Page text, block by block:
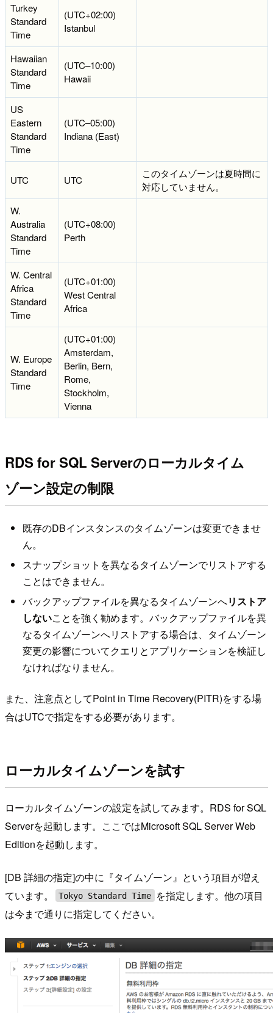
Turkey
Standard
Time
(UTC+02:00)
Istanbul
Hawaiian
Standard
Time
(UTC–10:00)
Hawaii
US
Eastern
Standard
Time
(UTC–05:00)
Indiana (East)
UTC UTC
このタイムゾーンは夏時間に
対応していません。
W.
Australia
Standard
Time
(UTC+08:00)
Perth
W. Central
Africa
Standard
Time
(UTC+01:00)
West Central
Africa
W. Europe
Standard
Time
(UTC+01:00)
Amsterdam,
Berlin, Bern,
Rome,
Stockholm,
Vienna
RDS for SQL Serverのローカルタイム
ゾーン設定の制限
既存のDBインスタンスのタイムゾーンは変更できませ
ん。
スナップショットを異なるタイムゾーンでリストアする
ことはできません。
バックアップファイルを異なるタイムゾーンへリストア
しないことを強く勧めます。バックアップファイルを異
なるタイムゾーンへリストアする場合は、タイムゾーン
変更の影響についてクエリとアプリケーションを検証し
なければなりません。
また、注意点としてPoint in Time Recovery(PITR)をする場
合はUTCで指定をする必要があります。
ローカルタイムゾーンを試す
ローカルタイムゾーンの設定を試してみます。RDS for SQL
Serverを起動します。ここではMicrosoft SQL Server Web
Editionを起動します。
[DB 詳細の指定]の中に『タイムゾーン』という項目が増え
ています。
Tokyo Standard Time
を指定します。他の項目
は今まで通りに指定してください。